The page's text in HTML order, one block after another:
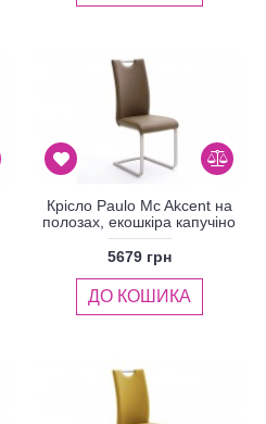
Крісло Paulo Mc Akcent на
полозах, екошкіра капучіно
5679 грн
ДО КОШИКА